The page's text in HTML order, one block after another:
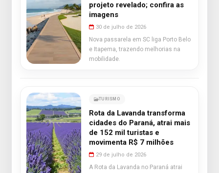
projeto revelado; confira as
imagens
30 de julho de 2026
Nova passarela em SC liga Porto Belo
e Itapema, trazendo melhorias na
mobilidade.
TURISMO
Rota da Lavanda transforma
cidades do Paraná, atrai mais
de 152 mil turistas e
movimenta R$ 7 milhões
29 de julho de 2026
A Rota da Lavanda no Paraná atrai